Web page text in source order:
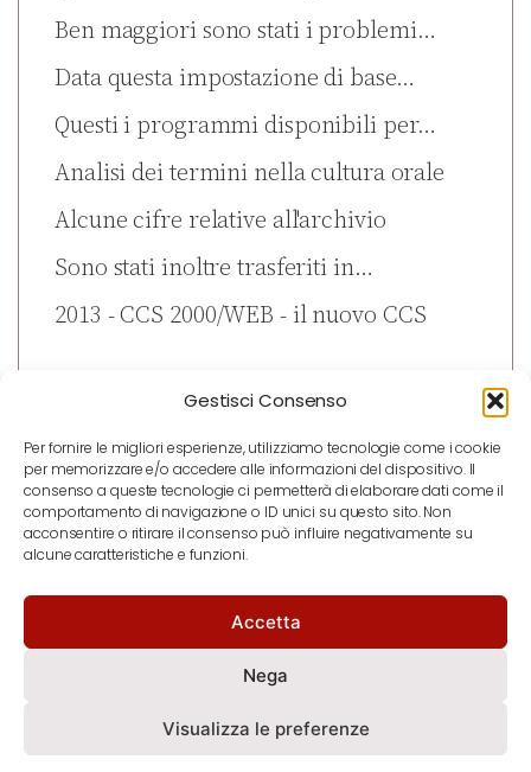
Gestisci Consenso
Per fornire le migliori esperienze, utilizziamo tecnologie come i cookie
per memorizzare e/o accedere alle informazioni del dispositivo. Il
consenso a queste tecnologie ci permetterà di elaborare dati come il
comportamento di navigazione o ID unici su questo sito. Non
acconsentire o ritirare il consenso può influire negativamente su
alcune caratteristiche e funzioni.
Accetta
Nega
Visualizza le preferenze
Ben maggiori sono stati i problemi…
Data questa impostazione di base…
Questi i programmi disponibili per…
Analisi dei termini nella cultura orale
Alcune cifre relative all'archivio
Sono stati inoltre trasferiti in…
2013 - CCS 2000/WEB - il nuovo CCS
contatti
© Copyright 2025 | Coro Stelutis APS – via Pallavicini 21,